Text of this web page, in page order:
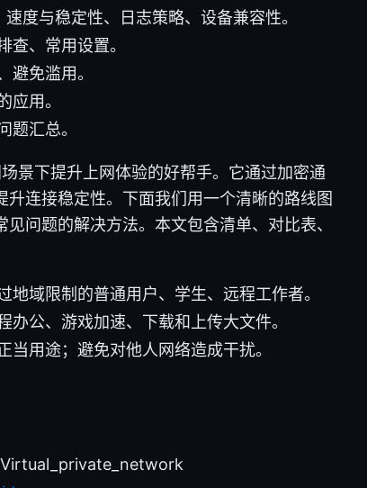
度与稳定性、日志策略、设备兼容性。
查、常用设置。
避免滥用。
应用。
题汇总。
景下提升上网体验的好帮手。它通过加密通
连接稳定性。下面我们用一个清晰的路线图
问题的解决方法。本文包含清单、对比表、
域限制的普通用户、学生、远程工作者。
公、游戏加速、下载和上传大文件。
用途；避免对他人网络造成干扰。